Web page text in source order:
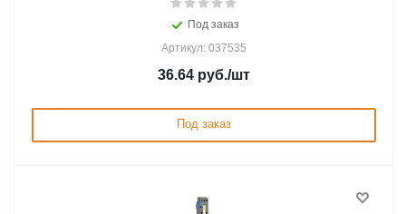
Под заказ
Артикул: 037535
36.64 руб./шт
Под заказ